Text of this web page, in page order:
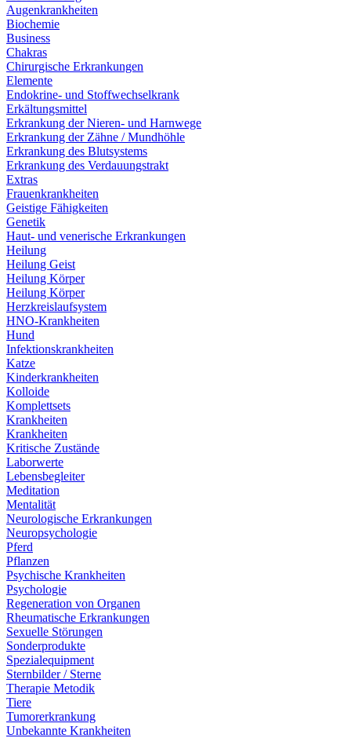
Augenkrankheiten
Biochemie
Business
Chakras
Chirurgische Erkrankungen
Elemente
Endokrine- und Stoffwechselkrank
Erkältungsmittel
Erkrankung der Nieren- und Harnwege
Erkrankung der Zähne / Mundhöhle
Erkrankung des Blutsystems
Erkrankung des Verdauungstrakt
Extras
Frauenkrankheiten
Geistige Fähigkeiten
Genetik
Haut- und venerische Erkrankungen
Heilung
Heilung Geist
Heilung Körper
Heilung Körper
Herzkreislaufsystem
HNO-Krankheiten
Hund
Infektionskrankheiten
Katze
Kinderkrankheiten
Kolloide
Komplettsets
Krankheiten
Krankheiten
Kritische Zustände
Laborwerte
Lebensbegleiter
Meditation
Mentalität
Neurologische Erkrankungen
Neuropsychologie
Pferd
Pflanzen
Psychische Krankheiten
Psychologie
Regeneration von Organen
Rheumatische Erkrankungen
Sexuelle Störungen
Sonderprodukte
Spezialequipment
Sternbilder / Sterne
Therapie Metodik
Tiere
Tumorerkrankung
Unbekannte Krankheiten